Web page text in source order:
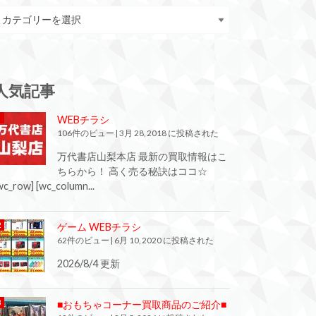
気記事
WEBチラシ
106件のビュー | 3月 28, 2018 に投稿された
万代書店山梨本店 最新の買取情報はこ
ちらから！ 高く売る秘訣はココ☆
[wc_column...
ゲーム WEBチラシ
62件のビュー | 6月 10, 2020 に投稿された
2026/8/4 更新
■おもちゃコーナー買取商品のご紹介■